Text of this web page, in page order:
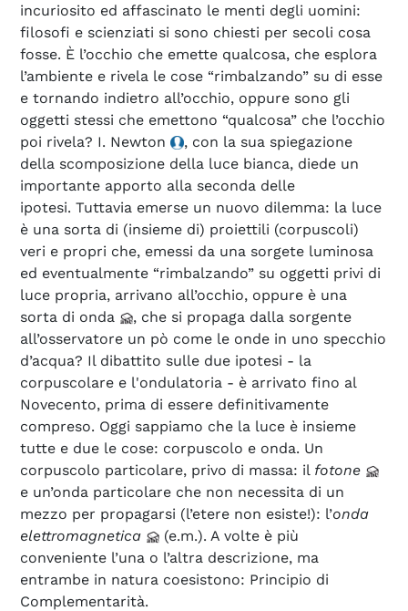
incuriosito ed affascinato le menti degli uomini:
filosofi e scienziati si sono chiesti per secoli cosa
fosse. È l’occhio che emette qualcosa, che esplora
l’ambiente e rivela le cose “rimbalzando” su di esse
e tornando indietro all’occhio, oppure sono gli
oggetti stessi che emettono “qualcosa” che l’occhio
poi rivela? I. Newton
, con la sua spiegazione
della scomposizione della luce bianca, diede un
importante apporto alla seconda delle
ipotesi. Tuttavia emerse un nuovo dilemma: la luce
è una sorta di (insieme di) proiettili (corpuscoli)
veri e propri che, emessi da una sorgete luminosa
ed eventualmente “rimbalzando” su oggetti privi di
luce propria, arrivano all’occhio, oppure è una
sorta di onda
, che si propaga dalla sorgente
all’osservatore un pò come le onde in uno specchio
d’acqua? Il dibattito sulle due ipotesi - la
corpuscolare e l'ondulatoria - è arrivato fino al
Novecento, prima di essere definitivamente
compreso. Oggi sappiamo che la luce è insieme
tutte e due le cose: corpuscolo e onda. Un
corpuscolo particolare, privo di massa: il fotone
e un’onda particolare che non necessita di un
mezzo per propagarsi (l’etere non esiste!): l’onda
elettromagnetica
(e.m.). A volte è più
conveniente l’una o l’altra descrizione, ma
entrambe in natura coesistono: Principio di
Complementarità.